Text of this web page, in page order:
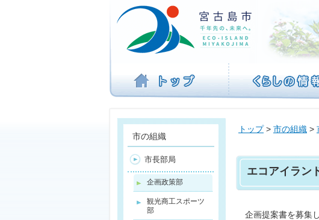
ビ
を
ば
す
トップ> 市の組織 >
エコアイラン
企画提案書を募集
市の組織
市長部局
企画政策部
観光商工スポーツ
部